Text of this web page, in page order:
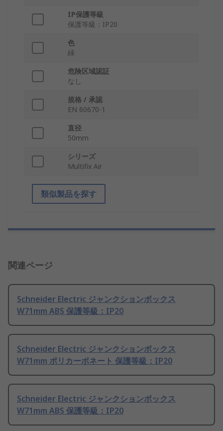
IP保護等級
保護等級：IP20
色
緑
危険区域認証
なし
規格 / 承認
EN 60670-1
直径
50mm
シリーズ
Multifix Air
類似製品を探す
関連ページ
Schneider Electric ジャンクションボックス
W71mm ABS 保護等級：IP20
Schneider Electric ジャンクションボックス
W71mm ポリカーボネート 保護等級：IP20
Schneider Electric ジャンクションボックス
W71mm ABS 保護等級：IP20